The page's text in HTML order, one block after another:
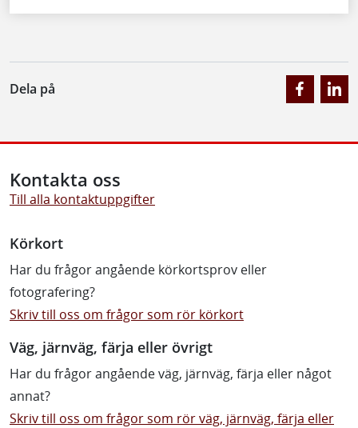
Dela på
Kontakta oss
Till alla kontaktuppgifter
Körkort
Har du frågor angående körkortsprov eller
fotografering?
Skriv till oss om frågor som rör körkort
Väg, järnväg, färja eller övrigt
Har du frågor angående väg, järnväg, färja eller något
annat?
Skriv till oss om frågor som rör väg, järnväg, färja eller